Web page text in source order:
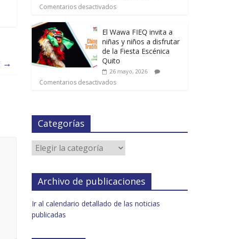
→
Comentarios desactivados
El Wawa FIEQ invita a
niñas y niños a disfrutar
de la Fiesta Escénica
Quito
26 mayo, 2026
Comentarios desactivados
Categorías
Archivo de publicaciones
Ir al calendario detallado de las noticias
publicadas